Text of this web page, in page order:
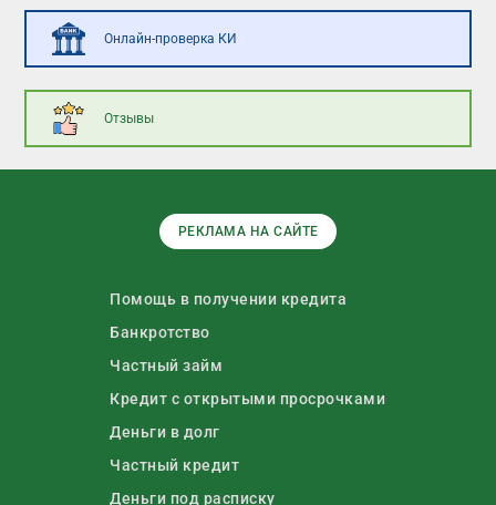
Онлайн-проверка КИ
Отзывы
РЕКЛАМА НА САЙТЕ
Помощь в получении кредита
Банкротство
Частный займ
Кредит с открытыми просрочками
Деньги в долг
Частный кредит
Деньги под расписку